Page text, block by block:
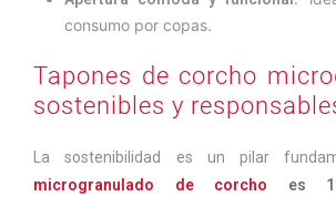
consumo por copas.
Tapones de corcho
sostenibles y
La sostenibilidad es un pilar
microgranulado de corcho es